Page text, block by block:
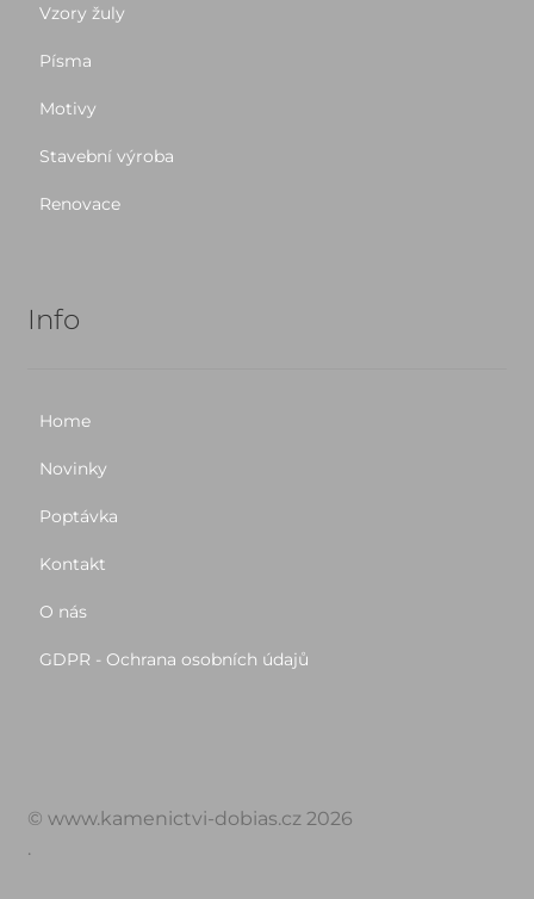
Vzory žuly
Písma
Motivy
Stavební výroba
Renovace
Info
Home
Novinky
Poptávka
Kontakt
O nás
GDPR - Ochrana osobních údajů
© www.kamenictvi-dobias.cz 2026
.